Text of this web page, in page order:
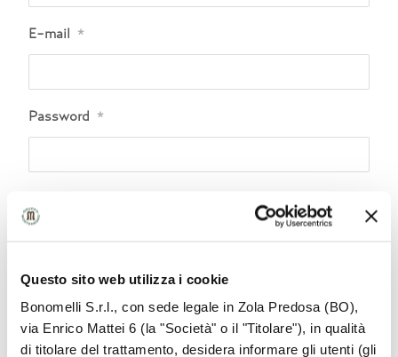
Questo sito web utilizza i cookie
Bonomelli S.r.l., con sede legale in Zola Predosa (BO),
via Enrico Mattei 6 (la "Società" o il "Titolare"), in qualità
di titolare del trattamento, desidera informare gli utenti (gli
E-mail *
Password *
La password deve essere lunga almeno 12
caratteri, deve contenere una lettera maiuscola